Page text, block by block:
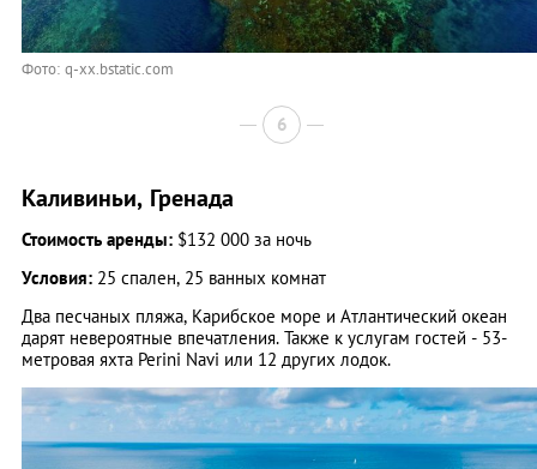
Фото: q-xx.bstatic.com
6
Каливиньи, Гренада
Стоимость аренды: $132 000 за ночь
Условия: 25 спален, 25 ванных комнат
Два песчаных пляжа, Карибское море и Атлантический океан
дарят невероятные впечатления. Также к услугам гостей - 53-
метровая яхта Perini Navi или 12 других лодок.